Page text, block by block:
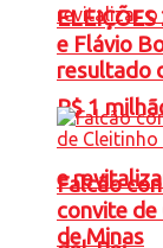
R$ 1
e
e Flávio
resultado
Falcão
convite de
de Minas